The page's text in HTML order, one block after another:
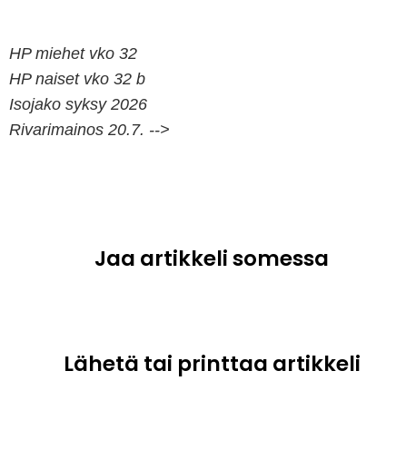
HP miehet vko 32
HP naiset vko 32 b
Isojako syksy 2026
Rivarimainos 20.7. -->
Jaa artikkeli somessa
Lähetä tai printtaa artikkeli